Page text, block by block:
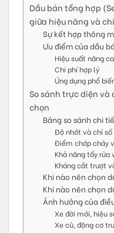
Dầu bán tổng hợp
giữa hiệu năng và
Sự kết hợp thông
Ưu điểm của dầu
Hiệu suất nâng
Chi phí hợp lý
Ứng dụng phổ
So sánh trực diện
chọn
Bảng so sánh chi
Độ nhớt và chỉ số
Điểm chớp cháy
Khả năng tẩy rửa
Kháng cắt trượt
Khi nào nên chọn
Khi nào nên chọn
Ảnh hưởng của
Xe đời mới, hiệu
Xe cũ, động cơ